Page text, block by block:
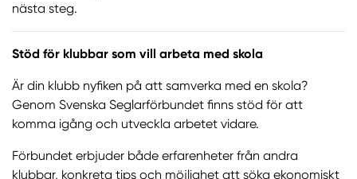
nästa steg.
Stöd för klubbar som vill arbeta med skola
Är din klubb nyfiken på att samverka med en skola?
Genom Svenska Seglarförbundet finns stöd för att
komma igång och utveckla arbetet vidare.
Förbundet erbjuder både erfarenheter från andra
klubbar, konkreta tips och möjlighet att söka ekonomiskt